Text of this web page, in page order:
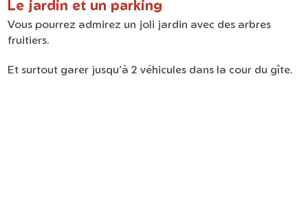
Le jardin et un parking
Vous pourrez admirez un joli jardin avec des arbres
fruitiers.
Et surtout garer jusqu’à 2 véhicules dans la cour du gîte.